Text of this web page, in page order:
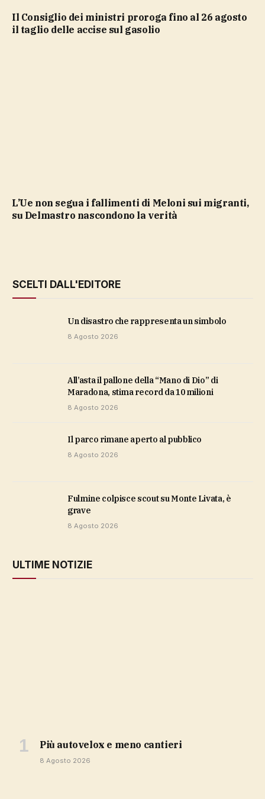
Il Consiglio dei ministri proroga fino al 26 agosto
il taglio delle accise sul gasolio
L’Ue non segua i fallimenti di Meloni sui migranti,
su Delmastro nascondono la verità
SCELTI DALL'EDITORE
Un disastro che rappresenta un simbolo
8 Agosto 2026
All’asta il pallone della “Mano di Dio” di
Maradona, stima record da 10 milioni
8 Agosto 2026
Il parco rimane aperto al pubblico
8 Agosto 2026
Fulmine colpisce scout su Monte Livata, è
grave
8 Agosto 2026
ULTIME NOTIZIE
più autovelox e meno cantieri
8 Agosto 2026